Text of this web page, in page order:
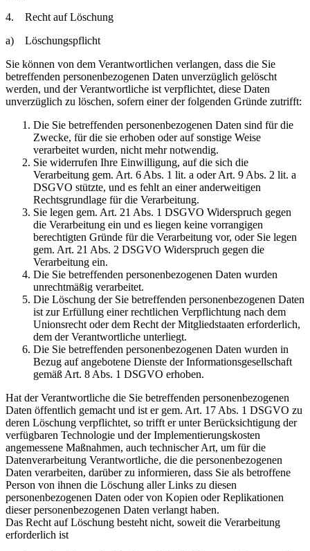
4. Recht auf Löschung
a) Löschungspflicht
Sie können von dem Verantwortlichen verlangen, dass die Sie
betreffenden personenbezogenen Daten unverzüglich gelöscht
werden, und der Verantwortliche ist verpflichtet, diese Daten
unverzüglich zu löschen, sofern einer der folgenden Gründe zutrifft:
Die Sie betreffenden personenbezogenen Daten sind für die
Zwecke, für die sie erhoben oder auf sonstige Weise
verarbeitet wurden, nicht mehr notwendig.
Sie widerrufen Ihre Einwilligung, auf die sich die
Verarbeitung gem. Art. 6 Abs. 1 lit. a oder Art. 9 Abs. 2 lit. a
DSGVO stützte, und es fehlt an einer anderweitigen
Rechtsgrundlage für die Verarbeitung.
Sie legen gem. Art. 21 Abs. 1 DSGVO Widerspruch gegen
die Verarbeitung ein und es liegen keine vorrangigen
berechtigten Gründe für die Verarbeitung vor, oder Sie legen
gem. Art. 21 Abs. 2 DSGVO Widerspruch gegen die
Verarbeitung ein.
Die Sie betreffenden personenbezogenen Daten wurden
unrechtmäßig verarbeitet.
Die Löschung der Sie betreffenden personenbezogenen Daten
ist zur Erfüllung einer rechtlichen Verpflichtung nach dem
Unionsrecht oder dem Recht der Mitgliedstaaten erforderlich,
dem der Verantwortliche unterliegt.
Die Sie betreffenden personenbezogenen Daten wurden in
Bezug auf angebotene Dienste der Informationsgesellschaft
gemäß Art. 8 Abs. 1 DSGVO erhoben.
Hat der Verantwortliche die Sie betreffenden personenbezogenen
Daten öffentlich gemacht und ist er gem. Art. 17 Abs. 1 DSGVO zu
deren Löschung verpflichtet, so trifft er unter Berücksichtigung der
verfügbaren Technologie und der Implementierungskosten
angemessene Maßnahmen, auch technischer Art, um für die
Datenverarbeitung Verantwortliche, die die personenbezogenen
Daten verarbeiten, darüber zu informieren, dass Sie als betroffene
Person von ihnen die Löschung aller Links zu diesen
personenbezogenen Daten oder von Kopien oder Replikationen
dieser personenbezogenen Daten verlangt haben.
Das Recht auf Löschung besteht nicht, soweit die Verarbeitung
erforderlich ist